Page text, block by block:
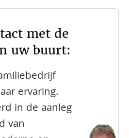
met de
uw buurt:
ervaring.
in de aanleg
van